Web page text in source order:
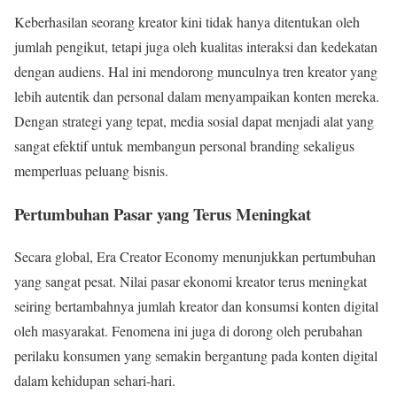
Keberhasilan seorang kreator kini tidak hanya ditentukan oleh
jumlah pengikut, tetapi juga oleh kualitas interaksi dan kedekatan
dengan audiens. Hal ini mendorong munculnya tren kreator yang
lebih autentik dan personal dalam menyampaikan konten mereka.
Dengan strategi yang tepat, media sosial dapat menjadi alat yang
sangat efektif untuk membangun personal branding sekaligus
memperluas peluang bisnis.
Pertumbuhan Pasar yang Terus Meningkat
Secara global, Era Creator Economy menunjukkan pertumbuhan
yang sangat pesat. Nilai pasar ekonomi kreator terus meningkat
seiring bertambahnya jumlah kreator dan konsumsi konten digital
oleh masyarakat. Fenomena ini juga di dorong oleh perubahan
perilaku konsumen yang semakin bergantung pada konten digital
dalam kehidupan sehari-hari.